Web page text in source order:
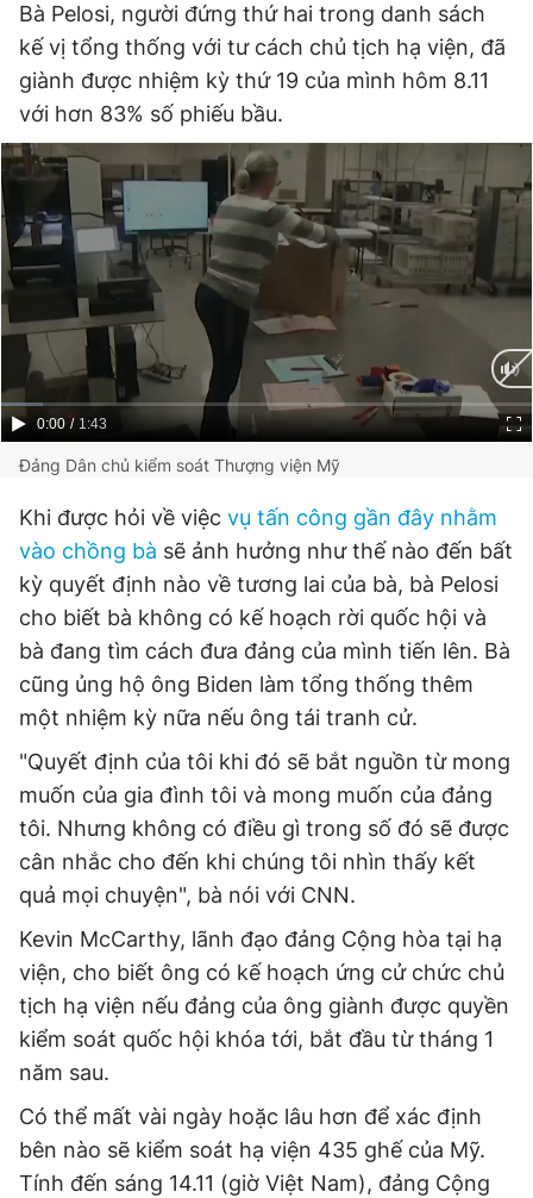
Bà Pelosi, người đứng thứ hai trong danh sách
kế vị tổng thống với tư cách chủ tịch hạ viện, đã
giành được nhiệm kỳ thứ 19 của mình hôm 8.11
với hơn 83% số phiếu bầu.
Current
Time
0:00 / Duration
1:43
Đảng Dân chủ kiểm soát Thượng viện Mỹ
Khi được hỏi về việc vụ tấn công gần đây nhằm
vào chồng bà sẽ ảnh hưởng như thế nào đến bất
kỳ quyết định nào về tương lai của bà, bà Pelosi
cho biết bà không có kế hoạch rời quốc hội và
bà đang tìm cách đưa đảng của mình tiến lên. Bà
cũng ủng hộ ông Biden làm tổng thống thêm
một nhiệm kỳ nữa nếu ông tái tranh cử.
"Quyết định của tôi khi đó sẽ bắt nguồn từ mong
muốn của gia đình tôi và mong muốn của đảng
tôi. Nhưng không có điều gì trong số đó sẽ được
cân nhắc cho đến khi chúng tôi nhìn thấy kết
quả mọi chuyện", bà nói với CNN.
Kevin McCarthy, lãnh đạo đảng Cộng hòa tại hạ
viện, cho biết ông có kế hoạch ứng cử chức chủ
tịch hạ viện nếu đảng của ông giành được quyền
kiểm soát quốc hội khóa tới, bắt đầu từ tháng 1
năm sau.
Có thể mất vài ngày hoặc lâu hơn để xác định
bên nào sẽ kiểm soát hạ viện 435 ghế của Mỹ.
Tính đến sáng 14.11 (giờ Việt Nam), đảng Cộng